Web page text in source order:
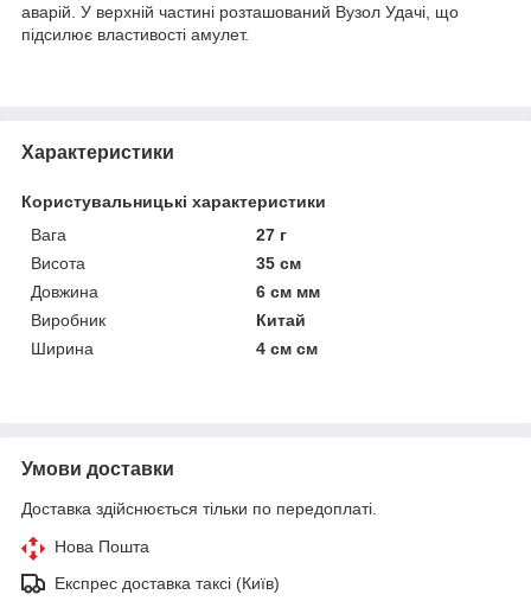
аварій. У верхній частині розташований Вузол Удачі, що
підсилює властивості амулет.
Характеристики
Користувальницькі характеристики
Вага
27 г
Висота
35 см
Довжина
6 см мм
Виробник
Китай
Ширина
4 см см
Умови доставки
Доставка здійснюється тільки по передоплаті.
Нова Пошта
Експрес доставка таксі (Київ)